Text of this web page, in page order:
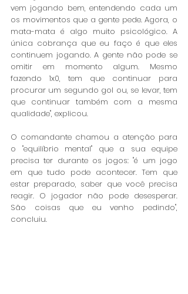
vem jogando bem, entendendo cada um
os movimentos que a gente pede. Agora, o
mata-mata é algo muito psicológico. A
única cobrança que eu faço é que eles
continuem jogando. A gente não pode se
omitir em momento algum. Mesmo
fazendo 1x0, tem que continuar para
procurar um segundo gol ou, se levar, tem
que continuar também com a mesma
qualidade", explicou.
O comandante chamou a atenção para
o "equilíbrio mental" que a sua equipe
precisa ter durante os jogos: "é um jogo
em que tudo pode acontecer. Tem que
estar preparado, saber que você precisa
reagir. O jogador não pode desesperar.
São coisas que eu venho pedindo",
concluiu.